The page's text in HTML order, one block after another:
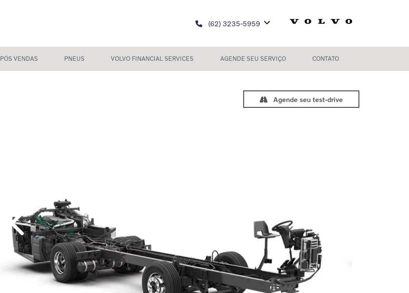
(62) 3235-5959
PÓS VENDAS PNEUS VOLVO FINANCIAL SERVICES AGENDE SEU SERVIÇO CONTATO
Agende seu test-drive
Anterior